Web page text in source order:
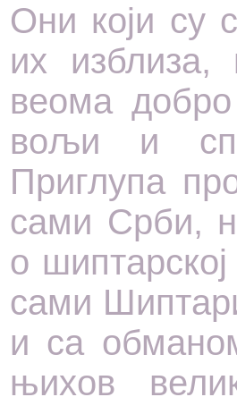
Они који су
их изблиза,
веома
вољи и
Приглупа
сами Срби,
о
сами
и са
њихов